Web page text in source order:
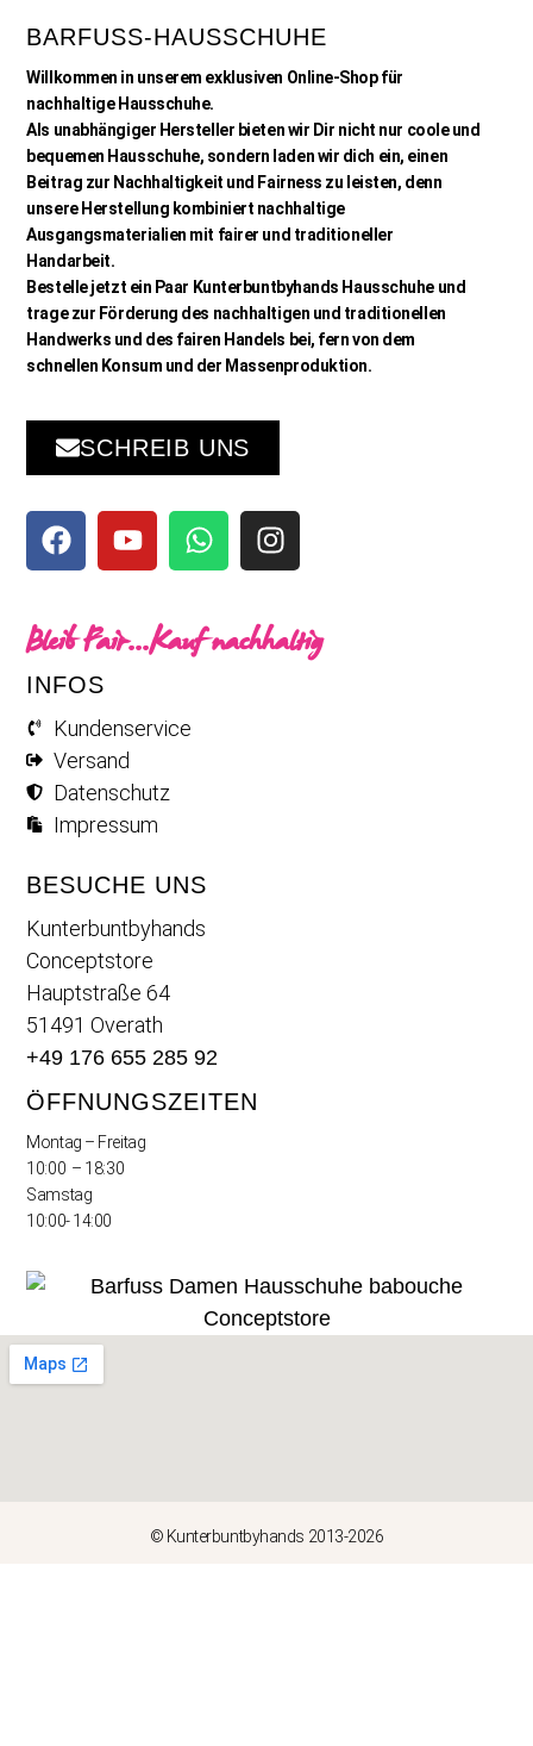
BARFUSS-HAUSSCHUHE
Willkommen in unserem exklusiven Online-Shop für
nachhaltige Hausschuhe.
Als unabhängiger Hersteller bieten wir Dir nicht nur coole und
bequemen Hausschuhe, sondern laden wir dich ein, einen
Beitrag zur Nachhaltigkeit und Fairness zu leisten, denn
unsere Herstellung kombiniert nachhaltige
Ausgangsmaterialien mit fairer und traditioneller
Handarbeit.
Bestelle jetzt ein Paar Kunterbuntbyhands Hausschuhe und
trage zur Förderung des nachhaltigen und traditionellen
Handwerks und des fairen Handels bei, fern von dem
schnellen Konsum und der Massenproduktion.
SCHREIB UNS
Bleib Fair...Kauf nachhaltig
INFOS
Kundenservice
Versand
Datenschutz
Impressum
BESUCHE UNS
Kunterbuntbyhands
Conceptstore
Hauptstraße 64
51491 Overath
+49 176 655 285 92
ÖFFNUNGSZEITEN
Montag – Freitag
10:00 – 18:30
Samstag
10:00- 14:00
© Kunterbuntbyhands 2013-2026